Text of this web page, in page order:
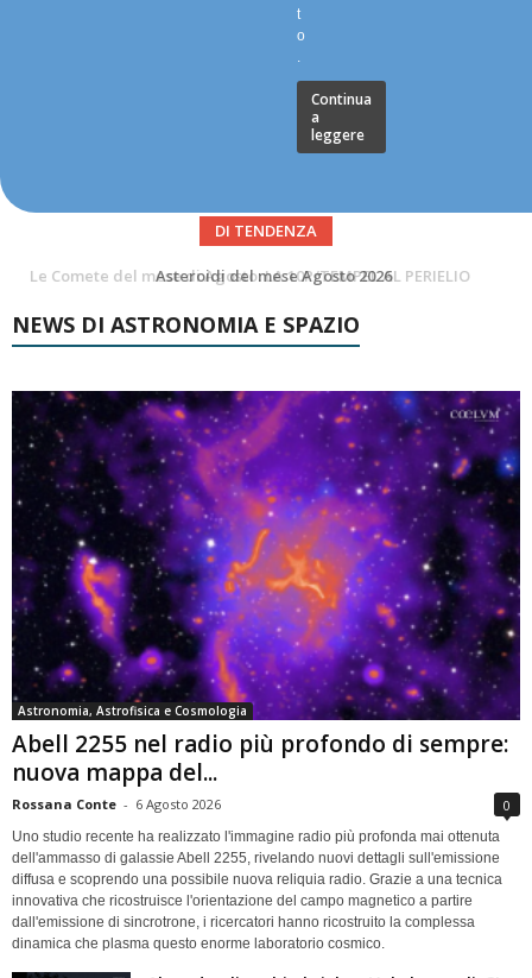
t
o
.
Continua
a
leggere
DI TENDENZA
Asteroidi del mese Agosto 2026
NEWS DI ASTRONOMIA E SPAZIO
Astronomia, Astrofisica e Cosmologia
Abell 2255 nel radio più profondo di sempre:
nuova mappa del...
Rossana Conte - 6 Agosto 2026 0
Uno studio recente ha realizzato l'immagine radio più profonda mai ottenuta
dell'ammasso di galassie Abell 2255, rivelando nuovi dettagli sull'emissione
diffusa e scoprendo una possibile nuova reliquia radio. Grazie a una tecnica
innovativa che ricostruisce l'orientazione del campo magnetico a partire
dall'emissione di sincrotrone, i ricercatori hanno ricostruito la complessa
dinamica che plasma questo enorme laboratorio cosmico.